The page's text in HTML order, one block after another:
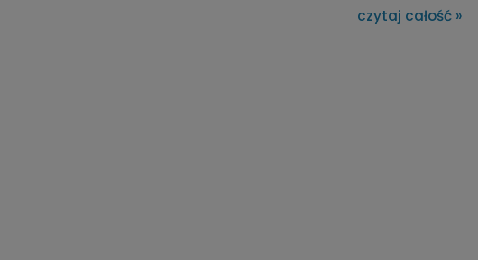
wyposażenia, pojawia się mnóstwo pytań. Sam stojąc przed
decyzją, czy postawić na system GTV Elite, dokładnie takie
czytaj całość »